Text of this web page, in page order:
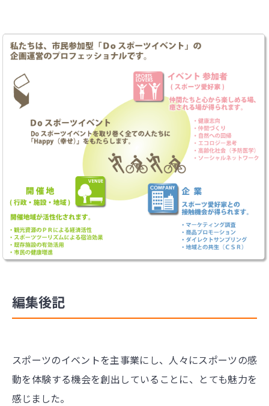
編集後記
スポーツのイベントを主事業にし、人々にスポーツの感
動を体験する機会を創出していることに、とても魅力を
感じました。